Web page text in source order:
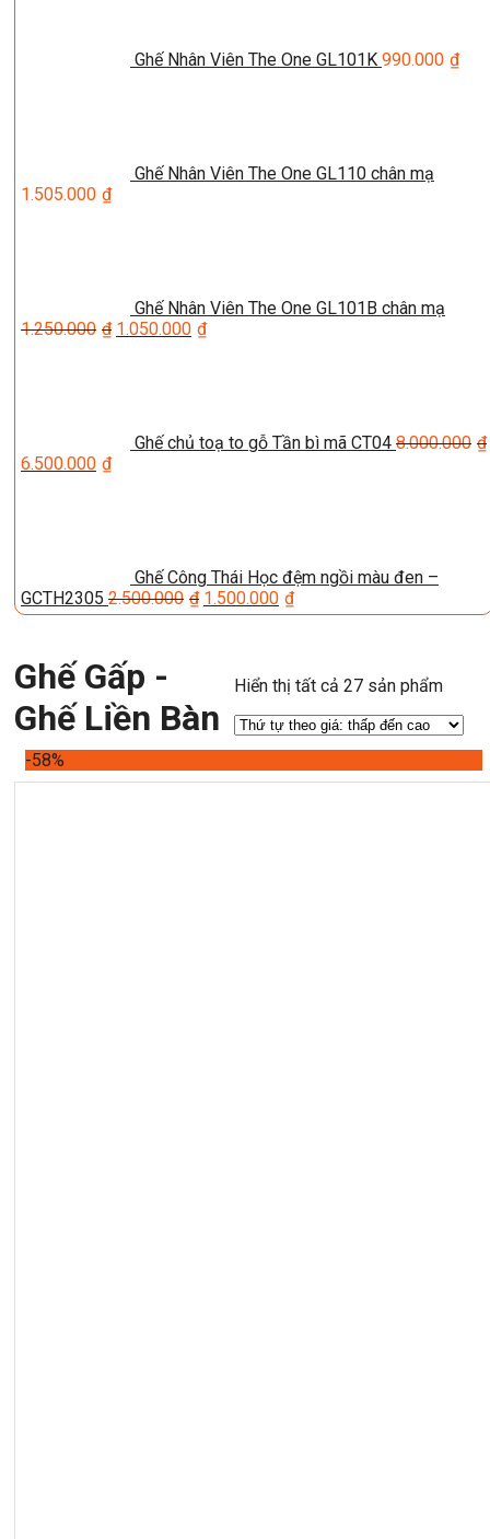
Ghế Nhân Viên The One GL101K 990.000 ₫
Ghế Nhân Viên The One GL110 chân mạ
1.505.000 ₫
Ghế Nhân Viên The One GL101B chân mạ
1.250.000 ₫ 1.050.000 ₫
Ghế chủ toạ to gỗ Tần bì mã CT04 8.000.000 ₫
6.500.000 ₫
Ghế Công Thái Học đệm ngồi màu đen –
GCTH2305 2.500.000 ₫ 1.500.000 ₫
Ghế Gấp -
Ghế Liền Bàn
Hiển thị tất cả 27 sản phẩm
-58%